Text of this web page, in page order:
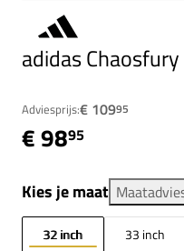
adidas
Adviesprijs:€ 10995
€ 9895
Kies je maat
32 inch 33 inch